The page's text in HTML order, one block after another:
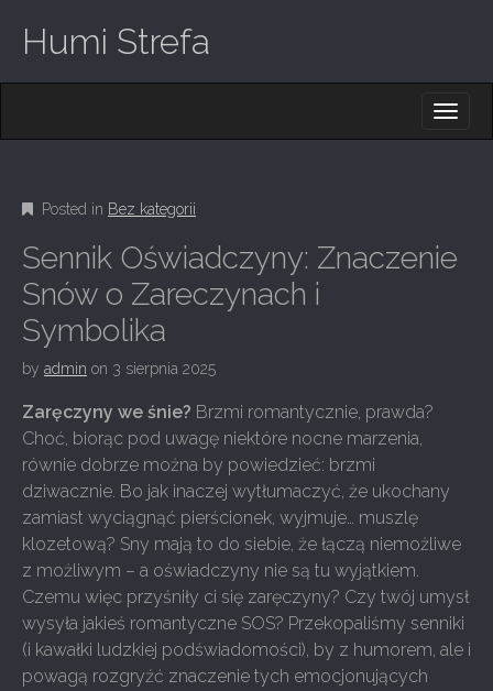
Humi Strefa
M
E
N
U
C
N
T
E
N
T
Posted in Bez kategorii
Sennik Oświadczyny: Znaczenie
Snów o Zareczynach i
Symbolika
by admin on 3 sierpnia 2025
Zaręczyny we śnie? Brzmi romantycznie, prawda?
Choć, biorąc pod uwagę niektóre nocne marzenia,
równie dobrze można by powiedzieć: brzmi
dziwacznie. Bo jak inaczej wytłumaczyć, że ukochany
zamiast wyciągnąć pierścionek, wyjmuje… muszlę
klozetową? Sny mają to do siebie, że łączą niemożliwe
z możliwym – a oświadczyny nie są tu wyjątkiem.
Czemu więc przyśniły ci się zaręczyny? Czy twój umysł
wysyła jakieś romantyczne SOS? Przekopaliśmy senniki
(i kawałki ludzkiej podświadomości), by z humorem, ale i
powagą rozgryźć znaczenie tych emocjonujących